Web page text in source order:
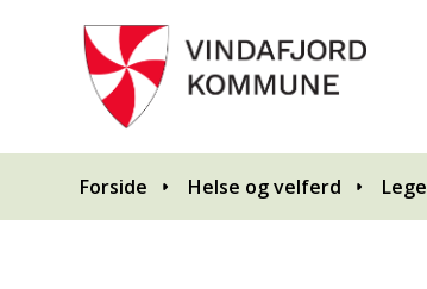
Du er her:
Forside Helse og velferd Lege